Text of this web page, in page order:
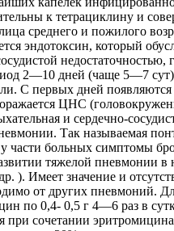
к тетрациклину и
среднего и пожилого
эндотоксин, который
2—10 дней (чаще 5—7 сут).
С первых дней
ЦНС
и сердечно-
Так называемая
больных симптомы
тяжелой пневмонии
). Имеет значение и
от других пневмоний.
по 0,4- 0,5 г 4—6 раз в
при сочетании